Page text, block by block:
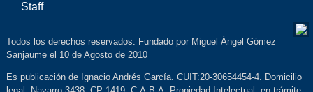
Staff
Todos los derechos reservados. Fundado por Miguel Ángel Gómez
Sanjaume el 10 de Agosto de 2010
Es publicación de Ignacio Andrés García. CUIT:20-30654454-4. Domicilio